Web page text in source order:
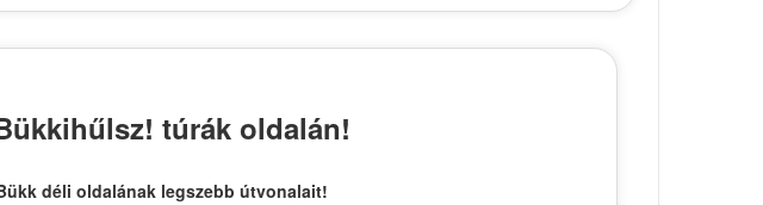
túrák oldalán!
déli oldalának legszebb útvonalait!